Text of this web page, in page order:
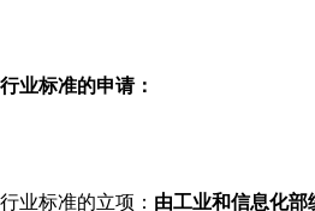
行业标准的申请：
行业标准的立项： 由工业和信息化部